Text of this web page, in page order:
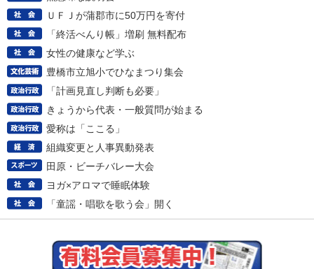
ＵＦＪが蒲郡市に50万円を寄付
「終活べんり帳」増刷 無料配布
女性の健康など学ぶ
豊橋市立旭小でひなまつり集会
「計画見直し判断も必要」
きょうから代表・一般質問が始まる
愛称は「ここる」
組織変更と人事異動発表
田原・ビーチバレー大会
ヨガ×アロマで睡眠体験
「童謡・唱歌を歌う会」開く